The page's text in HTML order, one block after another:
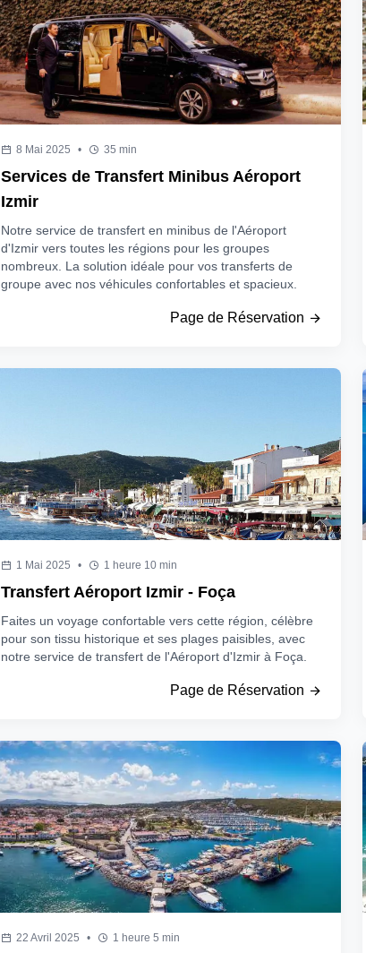
8 Mai 2025 • 35 min
Services de Transfert Minibus Aéroport
Izmir
Notre service de transfert en minibus de l'Aéroport
d'Izmir vers toutes les régions pour les groupes
nombreux. La solution idéale pour vos transferts de
groupe avec nos véhicules confortables et spacieux.
Page de Réservation
1 Mai 2025 • 1 heure 10 min
Transfert Aéroport Izmir - Foça
Faites un voyage confortable vers cette région, célèbre
pour son tissu historique et ses plages paisibles, avec
notre service de transfert de l'Aéroport d'Izmir à Foça.
Page de Réservation
22 Avril 2025 • 1 heure 5 min